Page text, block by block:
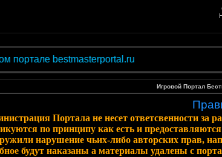
bestmasterportal.ru
Игровой Портал
Портала не несет ответсвенности
по принципу как есть и
нарушение чьих-либо авторских прав,
будут наказаны а материалы удалены с